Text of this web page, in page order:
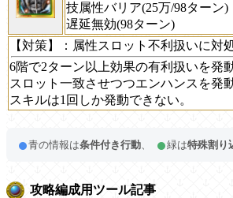
技属性バリア(25万/98ターン)
遅延無効(98ターン)
【対策】
：属性スロット不利扱いに対
6階で2ターン以上効果の有利扱いを発動
スロット一致させつつエンハンスを発
スキルは1回しか発動できない。
青の情報は条件付き行動 緑は特殊割り
攻略編成用ツール記事